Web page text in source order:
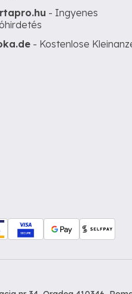
- Ingyenes
- Kostenlose